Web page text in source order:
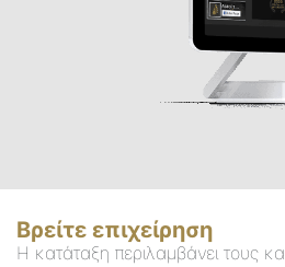
Βρείτε επιχείρηση
Η κατάταξη περιλαμβάνει τους